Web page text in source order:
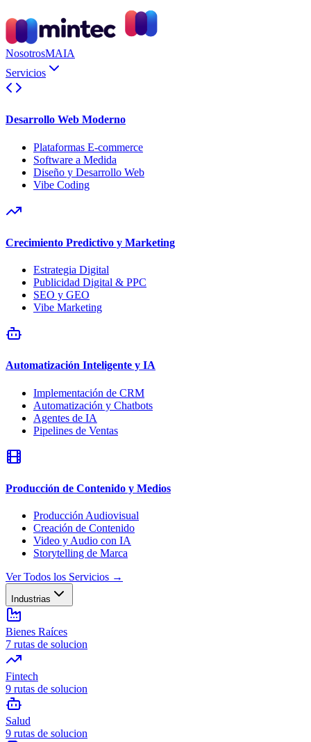
NosotrosMAIA
Servicios
Desarrollo Web Moderno
Plataformas E-commerce
Software a Medida
Diseño y Desarrollo Web
Vibe Coding
Crecimiento Predictivo y Marketing
Estrategia Digital
Publicidad Digital & PPC
SEO y GEO
Vibe Marketing
Automatización Inteligente y IA
Implementación de CRM
Automatización y Chatbots
Agentes de IA
Pipelines de Ventas
Producción de Contenido y Medios
Producción Audiovisual
Creación de Contenido
Video y Audio con IA
Storytelling de Marca
Ver Todos los Servicios →
Industrias
Bienes Raíces
7 rutas de solucion
Fintech
9 rutas de solucion
Salud
9 rutas de solucion